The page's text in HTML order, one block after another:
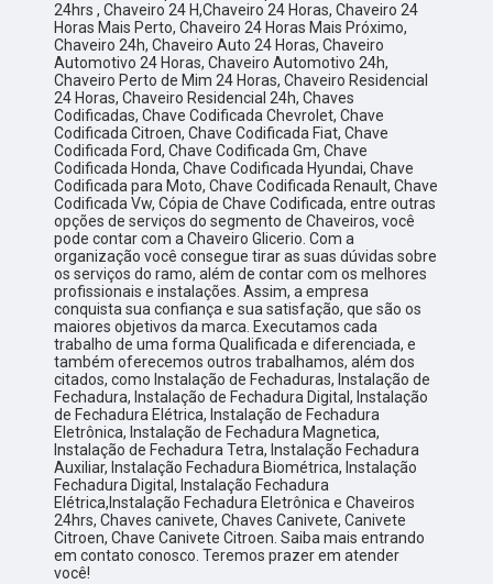
24hrs , Chaveiro 24 H,Chaveiro 24 Horas, Chaveiro 24
Horas Mais Perto, Chaveiro 24 Horas Mais Próximo,
Chaveiro 24h, Chaveiro Auto 24 Horas, Chaveiro
Automotivo 24 Horas, Chaveiro Automotivo 24h,
Chaveiro Perto de Mim 24 Horas, Chaveiro Residencial
24 Horas, Chaveiro Residencial 24h, Chaves
Codificadas, Chave Codificada Chevrolet, Chave
Codificada Citroen, Chave Codificada Fiat, Chave
Codificada Ford, Chave Codificada Gm, Chave
Codificada Honda, Chave Codificada Hyundai, Chave
Codificada para Moto, Chave Codificada Renault, Chave
Codificada Vw, Cópia de Chave Codificada, entre outras
opções de serviços do segmento de Chaveiros, você
pode contar com a Chaveiro Glicerio. Com a
organização você consegue tirar as suas dúvidas sobre
os serviços do ramo, além de contar com os melhores
profissionais e instalações. Assim, a empresa
conquista sua confiança e sua satisfação, que são os
maiores objetivos da marca. Executamos cada
trabalho de uma forma Qualificada e diferenciada, e
também oferecemos outros trabalhamos, além dos
citados, como Instalação de Fechaduras, Instalação de
Fechadura, Instalação de Fechadura Digital, Instalação
de Fechadura Elétrica, Instalação de Fechadura
Eletrônica, Instalação de Fechadura Magnetica,
Instalação de Fechadura Tetra, Instalação Fechadura
Auxiliar, Instalação Fechadura Biométrica, Instalação
Fechadura Digital, Instalação Fechadura
Elétrica,Instalação Fechadura Eletrônica e Chaveiros
24hrs, Chaves canivete, Chaves Canivete, Canivete
Citroen, Chave Canivete Citroen. Saiba mais entrando
em contato conosco. Teremos prazer em atender
você!